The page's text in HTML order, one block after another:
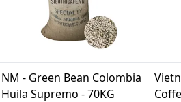
NM - Green Bean Colombia
Huila Supremo - 70KG